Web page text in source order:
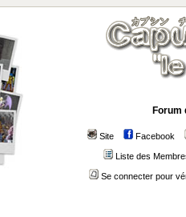
Forum
Site Facebook
Liste des
Se connecter pour